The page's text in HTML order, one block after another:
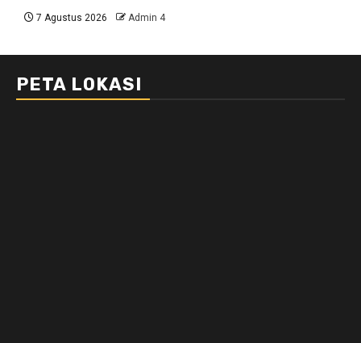
7 Agustus 2026 Admin 4
PETA LOKASI